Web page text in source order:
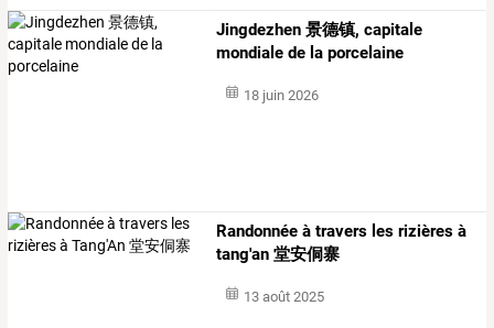
Jingdezhen 景德镇, capitale
mondiale de la porcelaine
18 juin 2026
Randonnée à travers les rizières à
tang'an 堂安侗寨
13 août 2025